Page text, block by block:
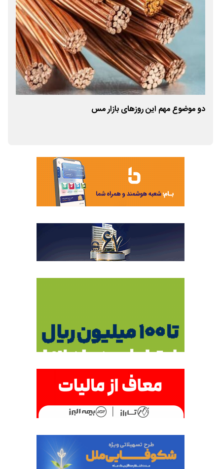
دو موضوع مهم این روزهای بازار مس